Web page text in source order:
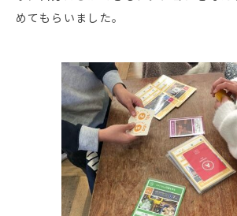
めてもらいました。